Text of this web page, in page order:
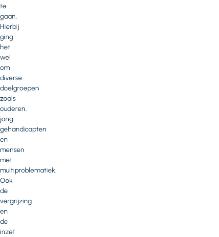
te
gaan.
Hierbij
ging
het
wel
om
diverse
doelgroepen
zoals
ouderen,
jong
gehandicapten
en
mensen
met
multiproblematiek.
Ook
de
vergrijzing
en
de
inzet